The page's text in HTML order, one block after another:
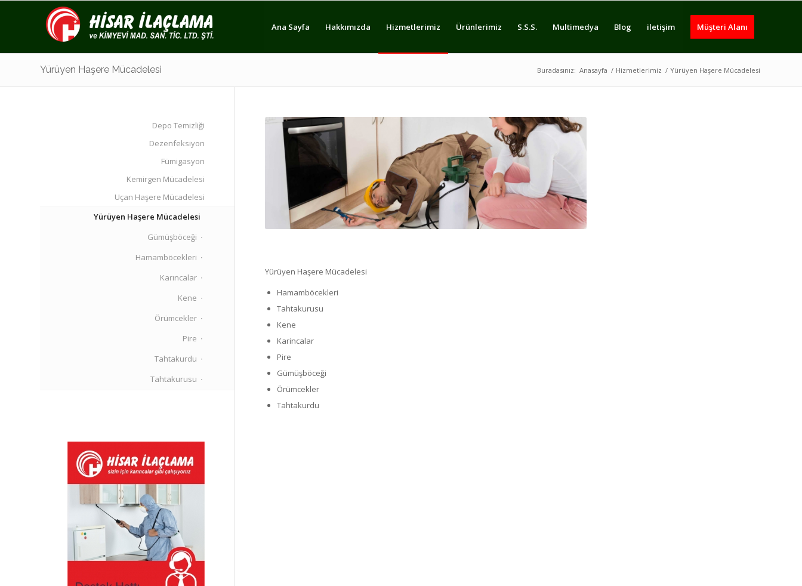
Ana Sayfa Hakkımızda Hizmetlerimiz Ürünlerimiz S.S.S. Multimedya Blog iletişim Müşteri Alanı
Yürüyen Haşere Mücadelesi Buradasınız: Anasayfa / Hizmetlerimiz / Yürüyen Haşere Mücadelesi
Yürüyen Haşere Mücadelesi
Hamamböcekleri
Tahtakurusu
Kene
Karincalar
Pire
Gümüşböceği
Örümcekler
Tahtakurdu
Depo Temizliği
Dezenfeksiyon
Fümigasyon
Kemirgen Mücadelesi
Uçan Haşere Mücadelesi
Yürüyen Haşere Mücadelesi
Gümüşböceği
Hamamböcekleri
Karıncalar
Kene
Örümcekler
Pire
Tahtakurdu
Tahtakurusu